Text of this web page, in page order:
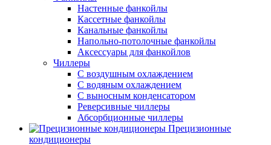
Настенные фанкойлы
Кассетные фанкойлы
Канальные фанкойлы
Напольно-потолочные фанкойлы
Аксессуары для фанкойлов
Чиллеры
С воздушным охлаждением
С водяным охлаждением
С выносным конденсатором
Реверсивные чиллеры
Абсорбционные чиллеры
Прецизионные
кондиционеры